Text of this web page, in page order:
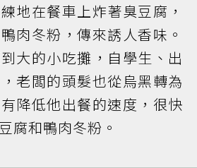
地在餐車上炸著臭豆腐，
肉冬粉，傳來誘人香味。
大的小吃攤，自學生、出
老闆的頭髮也從烏黑轉為
降低他出餐的速度，很快
腐和鴨肉冬粉。